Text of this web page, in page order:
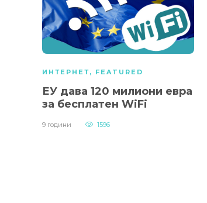
ИНТЕРНЕТ, FEATURED
ЕУ дава 120 милиони евра
за бесплатен WiFi
9 години 1596